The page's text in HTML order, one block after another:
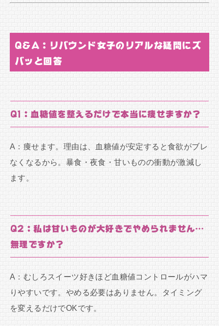
Q&A：リバウンド女子のリアルな疑問にズ
バッと回答
Q1：血糖値を整えるだけで本当に痩せますか？
A：痩せます。理由は、血糖値が安定すると食欲がブレ
なくなるから。暴食・夜食・甘いものの衝動が激減し
ます。
Q2：私は甘いものが大好きでやめられません…
無理ですか？
A：むしろスイーツ好きほど血糖値コントロールがハマ
りやすいです。やめる必要はありません。タイミング
を変えるだけでOKです。